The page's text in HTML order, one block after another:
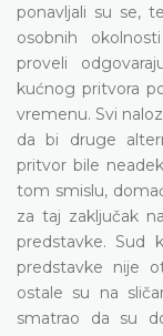
ponavljali su se,
osobnih
proveli
kućnog pritvora
vremenu. Svi
da bi druge
pritvor bile
tom smislu,
za taj zaključak
predstavke. Sud
predstavke nije
ostale su na
smatrao da su